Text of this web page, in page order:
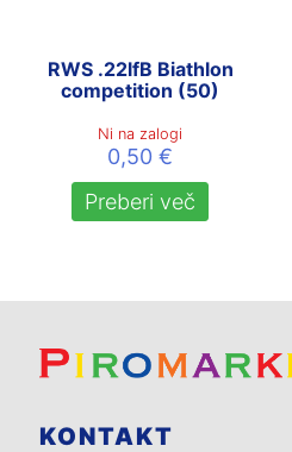
RWS .22lfB Biathlon
competition (50)
Ni na zalogi
0,50€
Preberi več
KONTAKT